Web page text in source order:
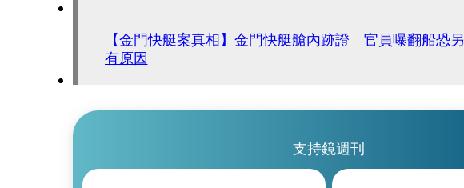
【金門快艇案真相】金門快艇艙內跡證 官員曝翻船恐另
有原因
支持鏡週刊